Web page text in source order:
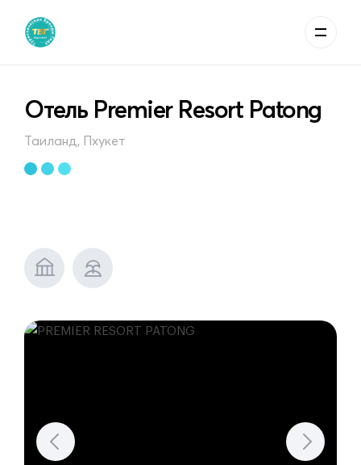
Отель Premier Resort Patong
Таиланд, Пхукет